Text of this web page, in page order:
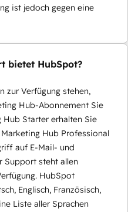
ist jedoch gegen eine
bietet HubSpot?
zur Verfügung stehen,
Hub-Abonnement Sie
Starter erhalten Sie
Hub Professional
auf E-Mail- und
Support steht allen
HubSpot
Englisch, Französisch,
Liste aller Sprachen